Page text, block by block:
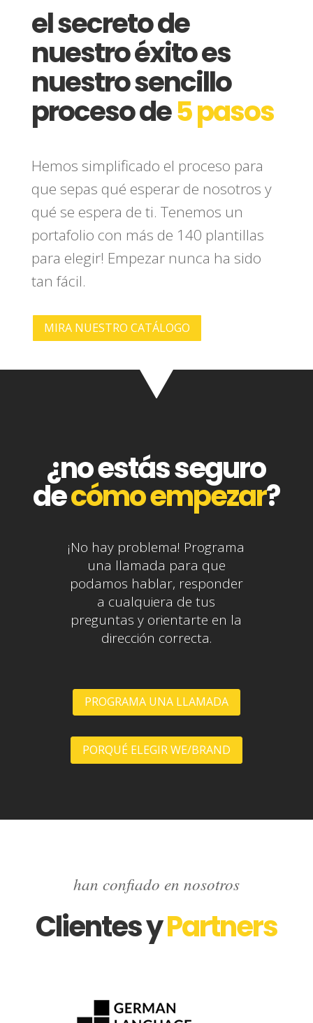
el secreto de
nuestro éxito es
nuestro sencillo
proceso de5 pasos
Hemos simplificado el proceso para
que sepas qué esperar de nosotros y
qué se espera de ti. Tenemos un
portafolio con más de 140 plantillas
para elegir! Empezar nunca ha sido
tan fácil.
MIRA NUESTRO CATÁLOGO
¿no estás seguro
decómo empezar?
¡No hay problema! Programa
una llamada para que
podamos hablar, responder
a cualquiera de tus
preguntas y orientarte en la
dirección correcta.
PROGRAMA UNA LLAMADA
PORQUÉ ELEGIR WE/BRAND
han confiado en nosotros
Clientes yPartners